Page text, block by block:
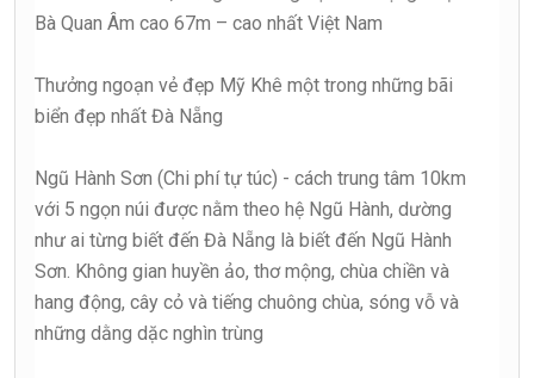
Bà Quan Âm cao 67m – cao nhất Việt Nam
Thưởng ngoạn vẻ đẹp Mỹ Khê một trong những bãi
biển đẹp nhất Đà Nẵng
Ngũ Hành Sơn (Chi phí tự túc) - cách trung tâm 10km
với 5 ngọn núi được nằm theo hệ Ngũ Hành, dường
như ai từng biết đến Đà Nẵng là biết đến Ngũ Hành
Sơn. Không gian huyền ảo, thơ mộng, chùa chiền và
hang động, cây cỏ và tiếng chuông chùa, sóng vỗ và
những dằng dặc nghìn trùng